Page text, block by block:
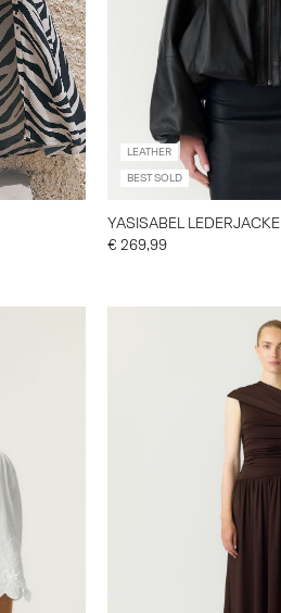
LEATHER
BEST SOLD
YASISABEL LEDERJACKE
€ 269,99